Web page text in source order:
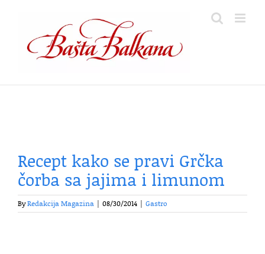
content
Recept kako se pravi Grčka
čorba sa jajima i limunom
ByRedakcija Magazina 08/30/2014 Gastro